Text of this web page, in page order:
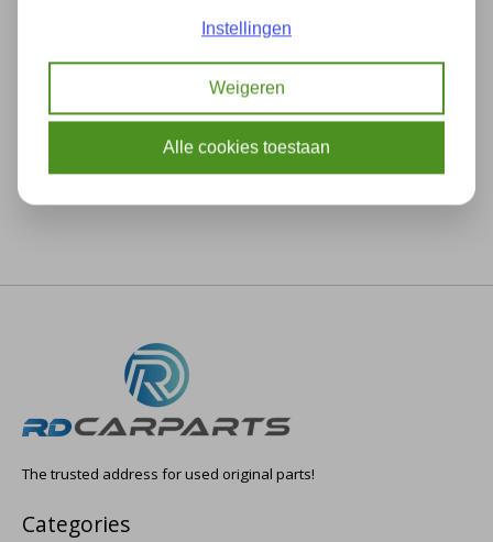
Specifications
The trusted address for used original parts!
Categories
Instellingen
Weigeren
Alle cookies toestaan